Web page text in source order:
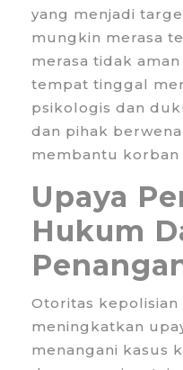
yang menjadi
mungkin merasa
merasa tidak
tempat tinggal
psikologis dan
dan pihak
membantu korban
Upaya
Hukum
Otoritas kepolisian
meningkatkan
menangani kasus